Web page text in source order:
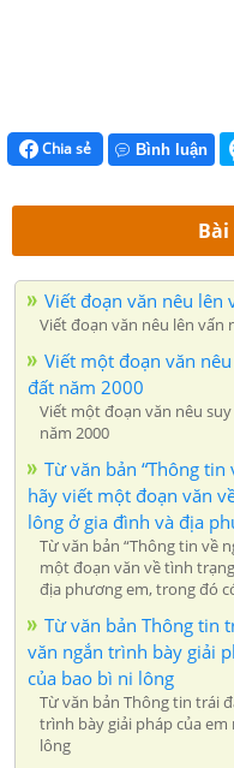
Chia sẻ Bình luận
Viết đoạn văn nêu lên
Viết đoạn văn nêu lên vấn
Viết một đoạn văn
đất năm 2000
Viết một đoạn văn nêu
năm 2000
Từ văn bản “Thông
hãy viết một đoạn văn
lông ở gia đình và địa
Từ văn bản “Thông tin về
một đoạn văn về tình
địa phương em, trong đó
Từ văn bản Thông tin
văn ngắn trình bày giải
của bao bì ni lông
Từ văn bản Thông tin trái
trình bày giải pháp của
lông